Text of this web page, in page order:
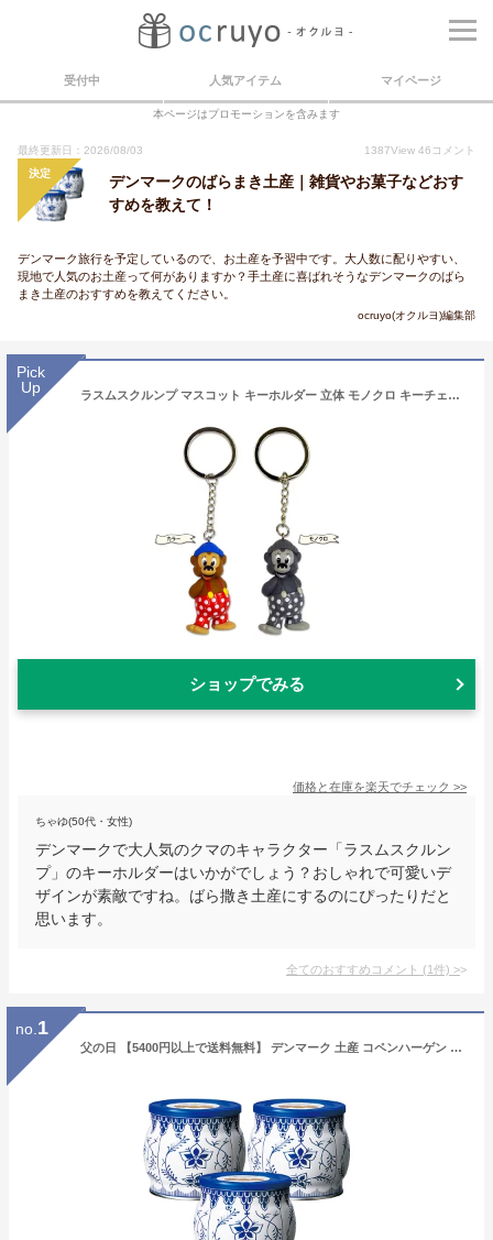
受付中 人気アイテム マイページ
本ページはプロモーションを含みます
最終更新日：2026/08/03 1387View 46 コメント
決定
デンマークのばらまき土産｜雑貨やお菓子などおす
すめを教えて！
デンマーク旅行を予定しているので、お土産を予習中です。大人数に配りやすい、
現地で人気のお土産って何がありますか？手土産に喜ばれそうなデンマークのばら
まき土産のおすすめを教えてください。
ocruyo(オクルヨ)編集部
Pick
Up
ラスムスクルンプ マスコット キーホルダー 立体 モノクロ キーチェーン rasmusklump デンマーク クマ キャラクター 動物 かわいい おしゃれ 北欧 北欧雑貨 雑貨 海外 ギフト プレゼント
ショップでみる
価格と在庫を楽天でチェック >>
ちゃゆ(50代・女性)
デンマークで大人気のクマのキャラクター「ラスムスクルン
プ」のキーホルダーはいかがでしょう？おしゃれで可愛いデ
ザインが素敵ですね。ばら撒き土産にするのにぴったりだと
思います。
全てのおすすめコメント (1件) >
no. 1
父の日 【5400円以上で送料無料】 デンマーク 土産 コペンハーゲン ダニッシュクッキー 3缶セット お菓子缶 【251255】